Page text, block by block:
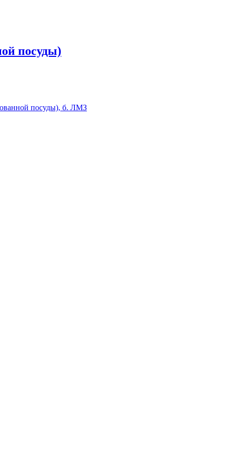
посуды)
посуды), б. ЛМЗ